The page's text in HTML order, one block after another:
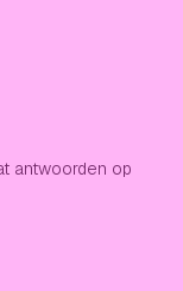
antwoorden op